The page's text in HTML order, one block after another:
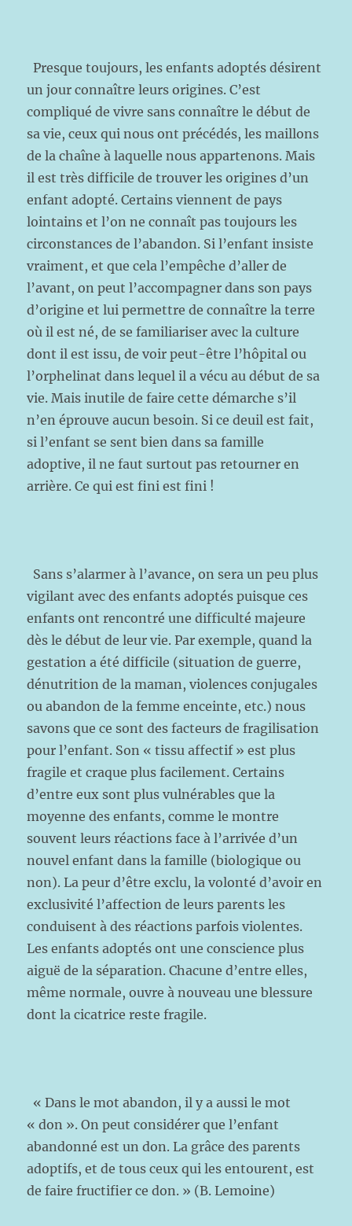
Presque toujours, les enfants adoptés désirent
un jour connaître leurs origines. C’est
compliqué de vivre sans connaître le début de
sa vie, ceux qui nous ont précédés, les maillons
de la chaîne à laquelle nous appartenons. Mais
il est très difficile de trouver les origines d’un
enfant adopté. Certains viennent de pays
lointains et l’on ne connaît pas toujours les
circonstances de l’abandon. Si l’enfant insiste
vraiment, et que cela l’empêche d’aller de
l’avant, on peut l’accompagner dans son pays
d’origine et lui permettre de connaître la terre
où il est né, de se familiariser avec la culture
dont il est issu, de voir peut-être l’hôpital ou
l’orphelinat dans lequel il a vécu au début de sa
vie. Mais inutile de faire cette démarche s’il
n’en éprouve aucun besoin. Si ce deuil est fait,
si l’enfant se sent bien dans sa famille
adoptive, il ne faut surtout pas retourner en
arrière. Ce qui est fini est fini !
Sans s’alarmer à l’avance, on sera un peu plus
vigilant avec des enfants adoptés puisque ces
enfants ont rencontré une difficulté majeure
dès le début de leur vie. Par exemple, quand la
gestation a été difficile (situation de guerre,
dénutrition de la maman, violences conjugales
ou abandon de la femme enceinte, etc.) nous
savons que ce sont des facteurs de fragilisation
pour l’enfant. Son « tissu affectif » est plus
fragile et craque plus facilement. Certains
d’entre eux sont plus vulnérables que la
moyenne des enfants, comme le montre
souvent leurs réactions face à l’arrivée d’un
nouvel enfant dans la famille (biologique ou
non). La peur d’être exclu, la volonté d’avoir en
exclusivité l’affection de leurs parents les
conduisent à des réactions parfois violentes.
Les enfants adoptés ont une conscience plus
aiguë de la séparation. Chacune d’entre elles,
même normale, ouvre à nouveau une blessure
dont la cicatrice reste fragile.
« Dans le mot abandon, il y a aussi le mot
« don ». On peut considérer que l’enfant
abandonné est un don. La grâce des parents
adoptifs, et de tous ceux qui les entourent, est
de faire fructifier ce don. » (B. Lemoine)